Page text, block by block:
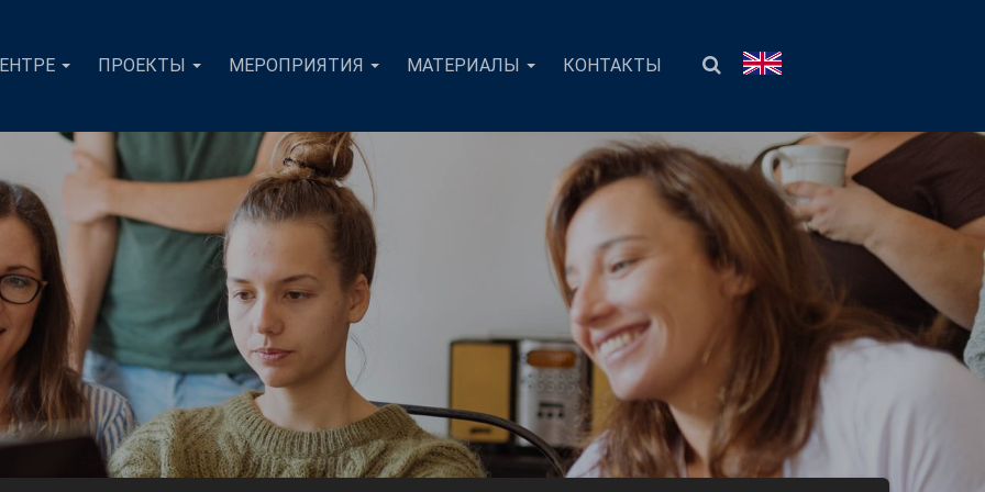
ПРОЕКТЫ МЕРОПРИЯТИЯ МАТЕРИАЛЫ КОНТАКТЫ